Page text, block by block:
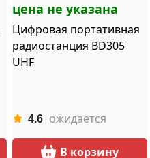
цена не указана
Цифровая портативная
радиостанция BD305
UHF
4.6 ожидается
В корзину